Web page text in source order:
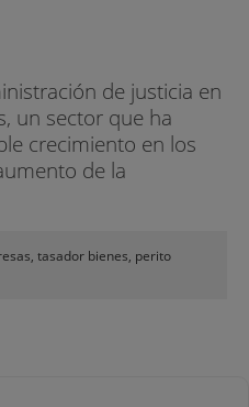
de justicia en
un sector que ha
crecimiento en los
de la
tasador bienes, perito